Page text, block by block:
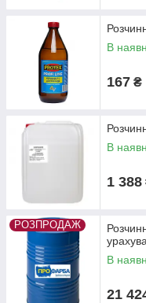
В
167 ₴
В
1 388
РОЗПРОДАЖ
В
21